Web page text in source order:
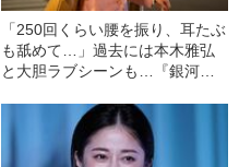
「250回くらい腰を振り、耳たぶ
も舐めて…」過去には本木雅弘
と大胆ラブシーンも…『銀河の